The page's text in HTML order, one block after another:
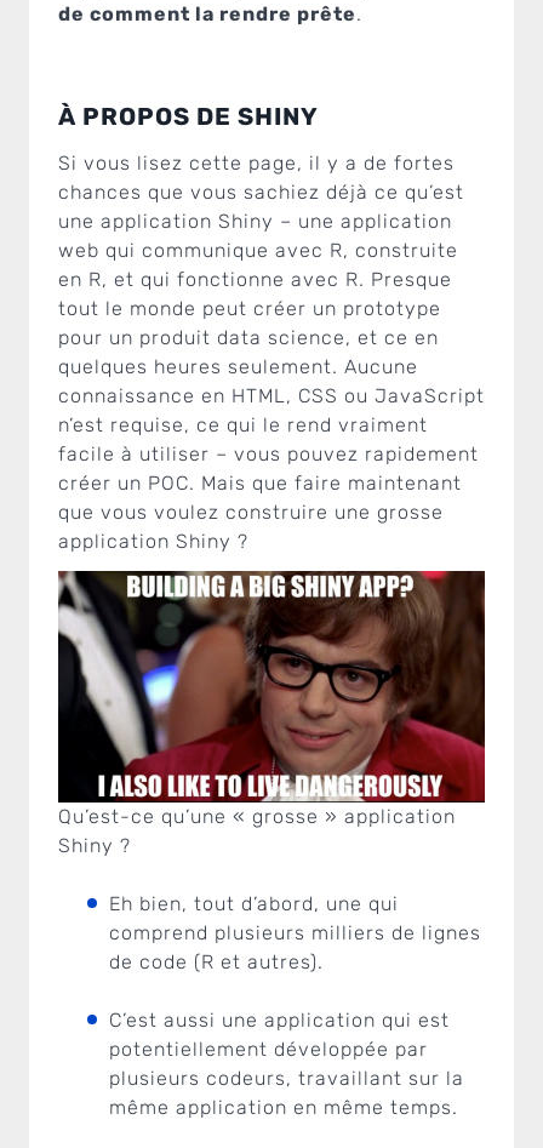
de comment la rendre prête.
À PROPOS DE SHINY
Si vous lisez cette page, il y a de fortes
chances que vous sachiez déjà ce qu’est
une application Shiny – une application
web qui communique avec R, construite
en R, et qui fonctionne avec R. Presque
tout le monde peut créer un prototype
pour un produit data science, et ce en
quelques heures seulement. Aucune
connaissance en HTML, CSS ou JavaScript
n’est requise, ce qui le rend vraiment
facile à utiliser – vous pouvez rapidement
créer un POC. Mais que faire maintenant
que vous voulez construire une grosse
application Shiny ?
Qu’est-ce qu’une « grosse » application
Shiny ?
Eh bien, tout d’abord, une qui
comprend plusieurs milliers de lignes
de code (R et autres).
C’est aussi une application qui est
potentiellement développée par
plusieurs codeurs, travaillant sur la
même application en même temps.